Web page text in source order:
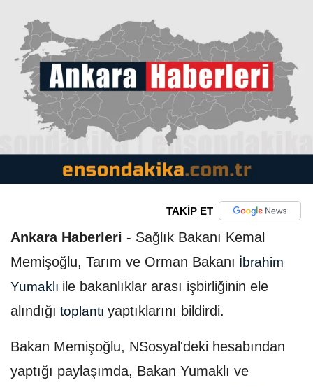
TAKİP ET
Ankara Haberleri - Sağlık Bakanı Kemal
Memişoğlu, Tarım ve Orman Bakanı İbrahim
Yumaklı ile bakanlıklar arası işbirliğinin ele
alındığı toplantı yaptıklarını bildirdi.
Bakan Memişoğlu, NSosyal'deki hesabından
yaptığı paylaşımda, Bakan Yumaklı ve